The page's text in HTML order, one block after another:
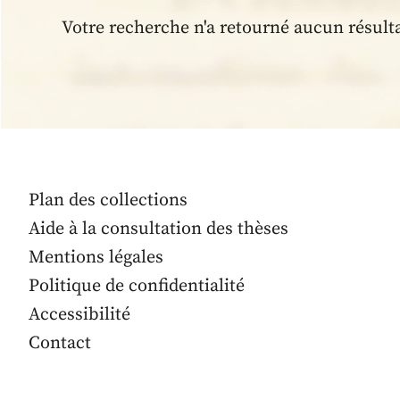
Votre recherche n'a retourné aucun
Plan des collections
Aide à la consultation des thèses
Mentions légales
Politique de confidentialité
Accessibilité
Contact